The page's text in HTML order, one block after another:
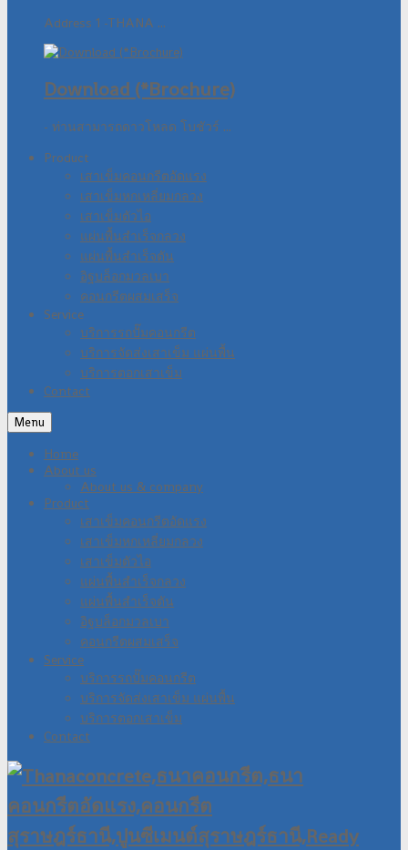
Address 1 -THANA ...
Download (*Brochure)
- ท่านสามารถดาวโหลด โบชัวร์ ...
Product
เสาเข็มคอนกรีตอัดแรง
เสาเข็มหกเหลี่ยมกลวง
เสาเข็มตัวไอ
แผ่นพื้นสำเร็จกลวง
แผ่นพื้นสำเร็จตัน
อิฐบล็อกมวลเบา
คอนกรีตผสมเสร็จ
Service
บริการรถปั๊มคอนกรีต
บริการจัดส่งเสาเข็ม แผ่นพื้น
บริการตอกเสาเข็ม
Contact
Menu
Home
About us
About us & company
Product
เสาเข็มคอนกรีตอัดแรง
เสาเข็มหกเหลี่ยมกลวง
เสาเข็มตัวไอ
แผ่นพื้นสำเร็จกลวง
แผ่นพื้นสำเร็จตัน
อิฐบล็อกมวลเบา
คอนกรีตผสมเสร็จ
Service
บริการรถปั๊มคอนกรีต
บริการจัดส่งเสาเข็ม แผ่นพื้น
บริการตอกเสาเข็ม
Contact